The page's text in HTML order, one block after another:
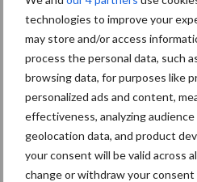
technologies to improve your
may store and/or access
process the personal data, such
browsing data, for purposes like
personalized ads and content,
effectiveness, analyzing
geolocation data, and product
your consent will be valid across
change or withdraw your
mitsen en
Thema's Vakpartners